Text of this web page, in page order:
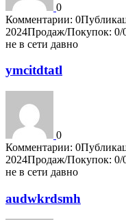
0
Комментарии: 0
2024Продаж/Покупок: 0/
не в сети давно
ymcitdtatl
0
Комментарии: 0
2024Продаж/Покупок: 0/
не в сети давно
audwkrdsmh